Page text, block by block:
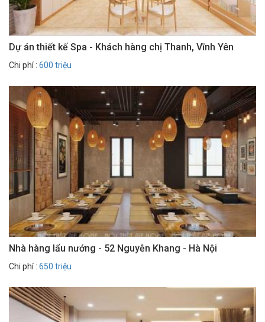
Dự án thiết kế Spa - Khách hàng chị Thanh, Vĩnh Yên
Chi phí : 600 triệu
Nhà hàng lẩu nướng - 52 Nguyễn Khang - Hà Nội
Chi phí : 650 triệu